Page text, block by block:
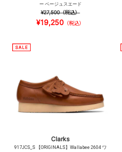
ー ベージュスエード
¥27,500（税込）
¥19,250 （税込）
Clarks
917JCS_S 【ORIGINALS】Wallabee 2604 ワ